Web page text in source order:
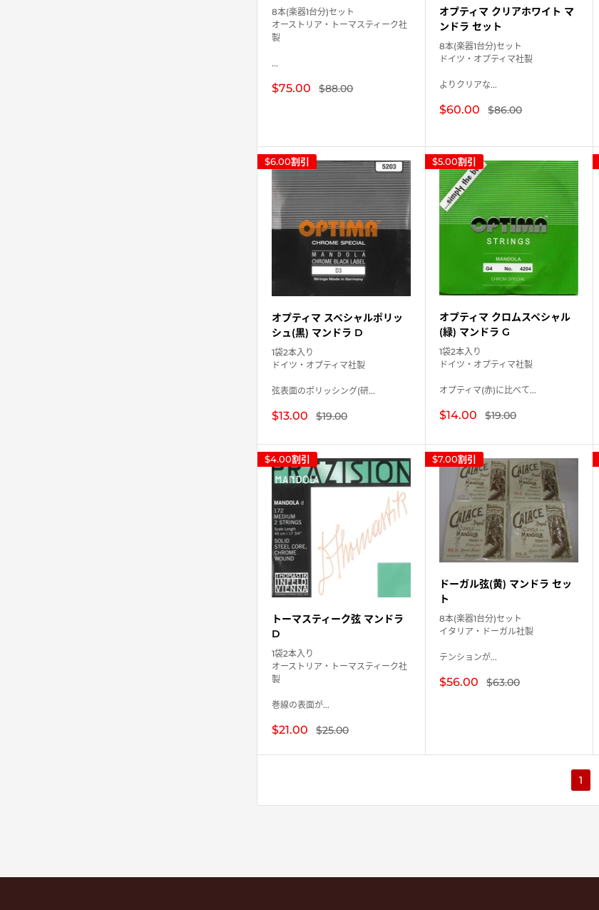
8本(楽器1台分)セット
オーストリア・トーマスティーク社
製
...
販
$75.00 通
常
$88.00
オプティマ クリアホワイト マ
ンドラ セット
8本(楽器1台分)セット
ドイツ・オプティマ社製
よりクリアな...
販
格
$60.00 通
$86.00
$6.00割引
オプティマ スペシャルポリッ
シュ(黒) マンドラ D
1袋2本入り
ドイツ・オプティマ社製
弦表面のポリッシング(研...
販
格
$13.00 通
常
格
$19.00
$5.00割引
オプティマ クロムスペシャル
(緑) マンドラ G
1袋2本入り
ドイツ・オプティマ社製
オプティマ(赤)に比べて...
販
格
$14.00 通
常
格
$19.00
$4.00割引
トーマスティーク弦 マンドラ
D
1袋2本入り
オーストリア・トーマスティーク社
製
巻線の表面が...
販
価
$21.00 通
常
格
$25.00
$7.00割引
ドーガル弦(黄) マンドラ セッ
ト
8本(楽器1台分)セット
イタリア・ドーガル社製
テンションが...
販
$56.00 通
常
$63.00
1